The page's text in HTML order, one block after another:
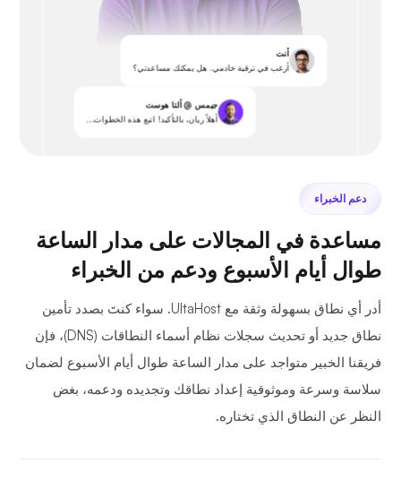
أنت
أرغب في ترقية خادمي. هل يمكنك مساعدتي؟
جيمس @ ألتا هوست
أهلاً ريان، بالتأكيد! اتبع هذه الخطوات...
دعم الخبراء
مساعدة في المجالات على مدار الساعة
طوال أيام الأسبوع ودعم من الخبراء
أدر أي نطاق بسهولة وثقة مع UltaHost. سواء كنتَ بصدد تأمين
نطاق جديد أو تحديث سجلات نظام أسماء النطاقات (DNS)، فإن
فريقنا الخبير متواجد على مدار الساعة طوال أيام الأسبوع لضمان
سلاسة وسرعة وموثوقية إعداد نطاقك وتجديده ودعمه، بغض
النظر عن النطاق الذي تختاره.